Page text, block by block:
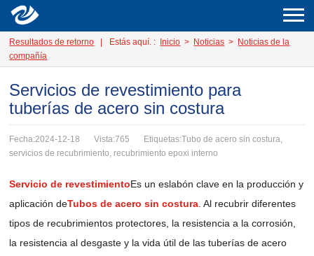
Resultados de retorno Estás aquí. : Inicio > Noticias > Noticias de la
compañía
Servicios de revestimiento para
tuberías de acero sin costura
Fecha:2024-12-18 Vista:765
Etiquetas:Tubo de acero sin costura,
servicios de recubrimiento, recubrimiento epoxi interno
Servicio de revestimientoEs un eslabón clave en la producción y
aplicación deTubos de acero sin costura . Al recubrir diferentes
tipos de recubrimientos protectores, la resistencia a la corrosión,
la resistencia al desgaste y la vida útil de las tuberías de acero